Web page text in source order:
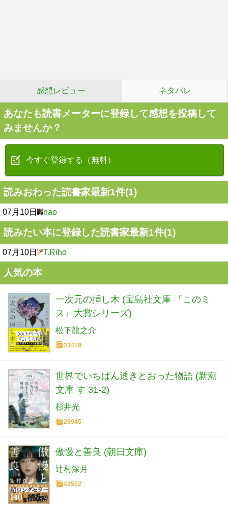
感想レビュー ネタバレ
あなたも読書メーターに登録して感想を投稿して
みませんか？
今すぐ登録する（無料）
読みおわった読書家最新1件(1)
07月10日 nao
読みたい本に登録した読書家最新1件(1)
07月10日 T.Riho
人気の本
一次元の挿し木 (宝島社文庫 『このミ
ス』大賞シリーズ)
松下龍之介
23419
世界でいちばん透きとおった物語 (新潮
文庫 す 31-2)
杉井光
29945
傲慢と善良 (朝日文庫)
辻村深月
42502